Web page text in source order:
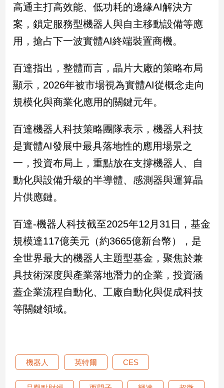
娛
樂
樂
星
聞
流
時
星
生
建
築/
室
內
設
計
旅
遊/
理
高通主打高效能、低功耗的邊緣AI解決方
案，鎖定服務型機器人與自主移動設備等應
用，搶占下一波實體AI終端裝置商機。
百達指出，整體而言，晶片大廠的策略布局
顯示，2026年被市場視為實體AI從概念走向
規模化與商業化應用的關鍵元年。
百達機器人科技策略團隊表示，機器人科技
是實體AI發展中最具落地性的應用場景之
一，投資布局上，重點放在支撐機器人、自
動化與設備升級的半導體、感測器與運算晶
片供應鏈。
百達-機器人科技截至2025年12月31日，基金
規模達117億美元（約3665億新台幣），是
全世界最大的機器人主題型基金，聚焦於兼
具技術深度與產業落地潛力的企業，投資涵
蓋企業流程自動化、工廠自動化與促成科技
等關鍵領域。
機器人 英特爾 CES